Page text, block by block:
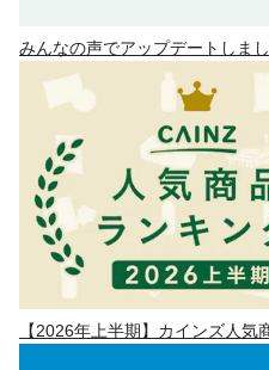
みんなの声でアップデートしま
【2026年上半期】カインズ人気